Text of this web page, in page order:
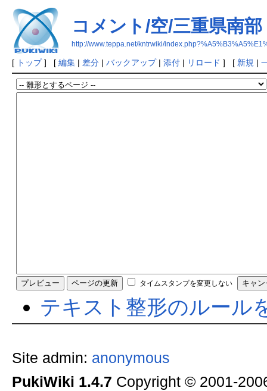
コメント/空/三重県南部
http://www.teppa.net/kntrwiki/
[ トップ] [ 編集| 差分| バックアップ| 添付| リロード ] [ 新規 |
タイムスタンプを変更しない
テキスト整形のルール
Site admin: anonymous
PukiWiki 1.4.7 Copyright © 2001-